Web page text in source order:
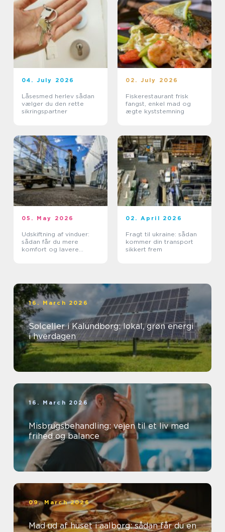
04. July 2026
Låsesmed herlev sådan
vælger du den rette
sikringspartner
02. July 2026
Fiskerestaurant frisk
fangst, enkel mad og
ægte kyststemning
05. May 2026
Udskiftning af vinduer:
sådan får du mere
komfort og lavere
02. April 2026
Fragt til ukraine: sådan
kommer din transport
sikkert frem
16. March 2026
Solceller i Kalundborg: lokal, grøn energi
i hverdagen
16. March 2026
Misbrugsbehandling: vejen til et liv med
frihed og balance
09. March 2026
Mad ud af huset i aalborg: sådan får du en